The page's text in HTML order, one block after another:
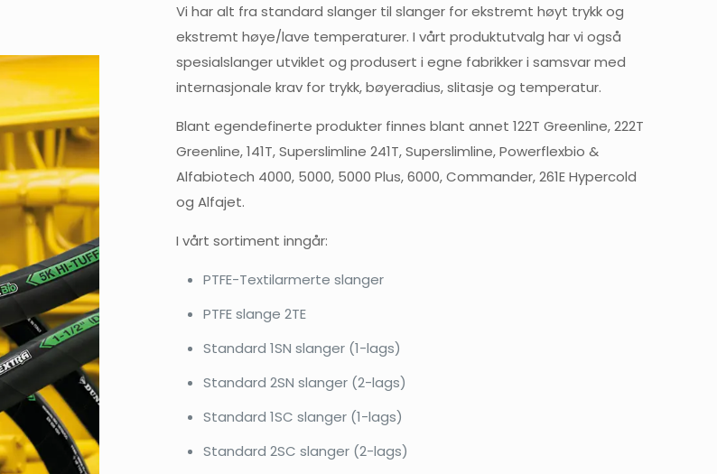
Vi har alt fra standard slanger til slanger for ekstremt høyt trykk og
ekstremt høye/lave temperaturer. I vårt produktutvalg har vi også
spesialslanger utviklet og produsert i egne fabrikker i samsvar med
internasjonale krav for trykk, bøyeradius, slitasje og temperatur.
Blant egendefinerte produkter finnes blant annet 122T Greenline, 222T
Greenline, 141T, Superslimline 241T, Superslimline, Powerflexbio &
Alfabiotech 4000, 5000, 5000 Plus, 6000, Commander, 261E Hypercold
og Alfajet.
I vårt sortiment inngår:
PTFE-Textilarmerte slanger
PTFE slange 2TE
Standard 1SN slanger (1-lags)
Standard 2SN slanger (2-lags)
Standard 1SC slanger (1-lags)
Standard 2SC slanger (2-lags)